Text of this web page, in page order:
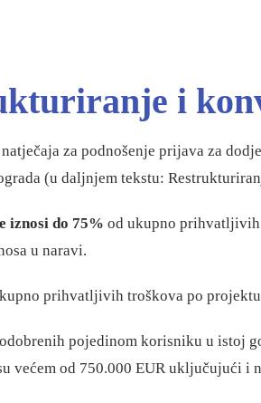
i
za podnošenje prijava za
(u daljnjem tekstu:
iznosi do 75% od ukupno prihvatljivih
u naravi.
prihvatljivih troškova po
pojedinom korisniku u istoj
većem od 750.000 EUR uključujući i